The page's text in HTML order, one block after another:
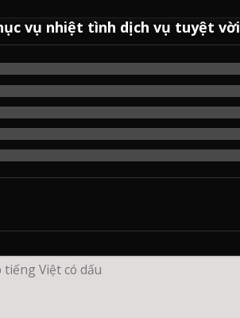
vụ nhiệt tình dịch vụ tuyệt vời